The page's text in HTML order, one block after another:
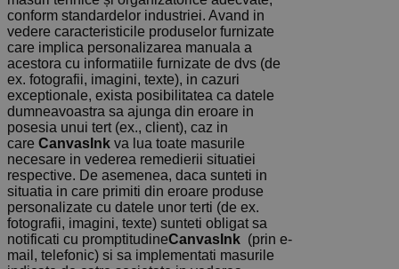
conform standardelor industriei. Avand in
vedere caracteristicile produselor furnizate
care implica personalizarea manuala a
acestora cu informatiile furnizate de dvs (de
ex. fotografii, imagini, texte), in cazuri
exceptionale, exista posibilitatea ca datele
dumneavoastra sa ajunga din eroare in
posesia unui tert (ex., client), caz in
care CanvasInk va lua toate masurile
necesare in vederea remedierii situatiei
respective. De asemenea, daca sunteti in
situatia in care primiti din eroare produse
personalizate cu datele unor terti (de ex.
fotografii, imagini, texte) sunteti obligat sa
notificati cu promptitudineCanvasInk (prin e-
mail, telefonic) si sa implementati masurile